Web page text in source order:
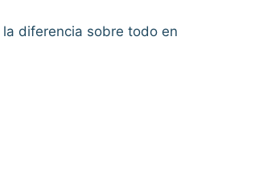
diferencia sobre todo en